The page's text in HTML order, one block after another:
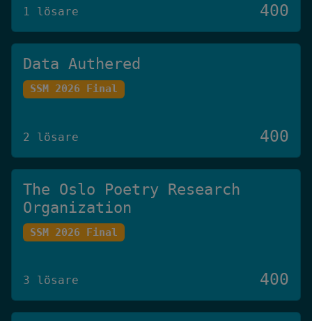
1 lösare 400
Data Authered
SSM 2026 Final
2 lösare 400
The Oslo Poetry Research
Organization
SSM 2026 Final
3 lösare 400